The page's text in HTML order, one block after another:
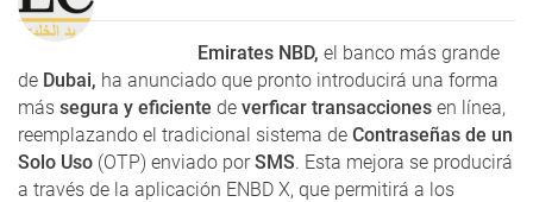
Emirates NBD, el banco más grande
de Dubai, ha anunciado que pronto introducirá una forma
más segura y eficiente de verficar transacciones en línea,
reemplazando el tradicional sistema de Contraseñas de un
Solo Uso (OTP) enviado porSMS. Esta mejora se producirá
a través de la aplicación ENBD X, que permitirá a los